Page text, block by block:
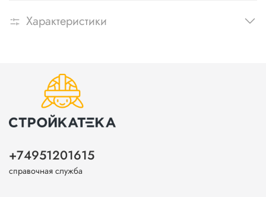
Характеристики
+74951201615
справочная служба